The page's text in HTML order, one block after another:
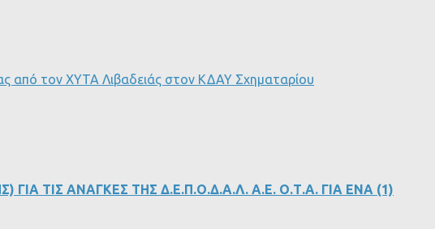
τον ΧΥΤΑ Λιβαδειάς στον ΚΔΑΥ Σχηματαρίου
ΤΙΣ ΑΝΑΓΚΕΣ ΤΗΣ Δ.Ε.Π.Ο.Δ.Α.Λ. Α.Ε. Ο.Τ.Α. ΓΙΑ ΕΝΑ (1)